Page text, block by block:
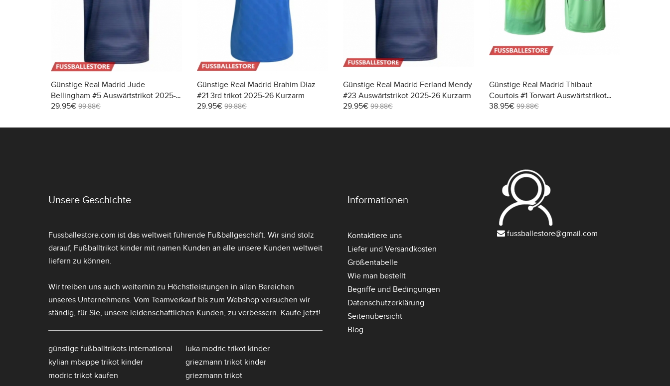
Günstige Real Madrid Jude
Bellingham #5 Auswärtstrikot 2025-
26 Kurzarm
29.95€ 99.88€
Günstige Real Madrid Brahim Diaz
#21 3rd trikot 2025-26 Kurzarm
29.95€ 99.88€
Günstige Real Madrid Ferland Mendy
#23 Auswärtstrikot 2025-26 Kurzarm
29.95€ 99.88€
Günstige Real Madrid Thibaut
Courtois #1 Torwart Auswärtstrikot
2025-26 Kurzarm
38.95€ 99.88€
Unsere Geschichte
Fussballestore.com ist das weltweit führende Fußballgeschäft. Wir sind stolz
darauf, Fußballtrikot kinder mit namen Kunden an alle unsere Kunden weltweit
liefern zu können.
Wir treiben uns auch weiterhin zu Höchstleistungen in allen Bereichen
unseres Unternehmens. Vom Teamverkauf bis zum Webshop versuchen wir
ständig, für Sie, unsere leidenschaftlichen Kunden, zu verbessern. Kaufe jetzt!
günstige fußballtrikots international
kylian mbappe trikot kinder
modric trikot kaufen
luka modric trikot kinder
griezmann trikot kinder
griezmann trikot
Informationen
Kontaktiere uns
Liefer und Versandkosten
Größentabelle
Wie man bestellt
Begriffe und Bedingungen
Datenschutzerklärung
Seitenübersicht
Blog
fussballestore@gmail.com